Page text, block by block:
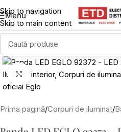
Skip to navigation
Skip to main content
Menu
Click to enlarge
Prima pagină/Corpuri de iluminat/